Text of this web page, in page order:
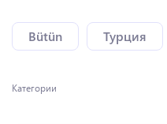
Bütün Турция
Категории